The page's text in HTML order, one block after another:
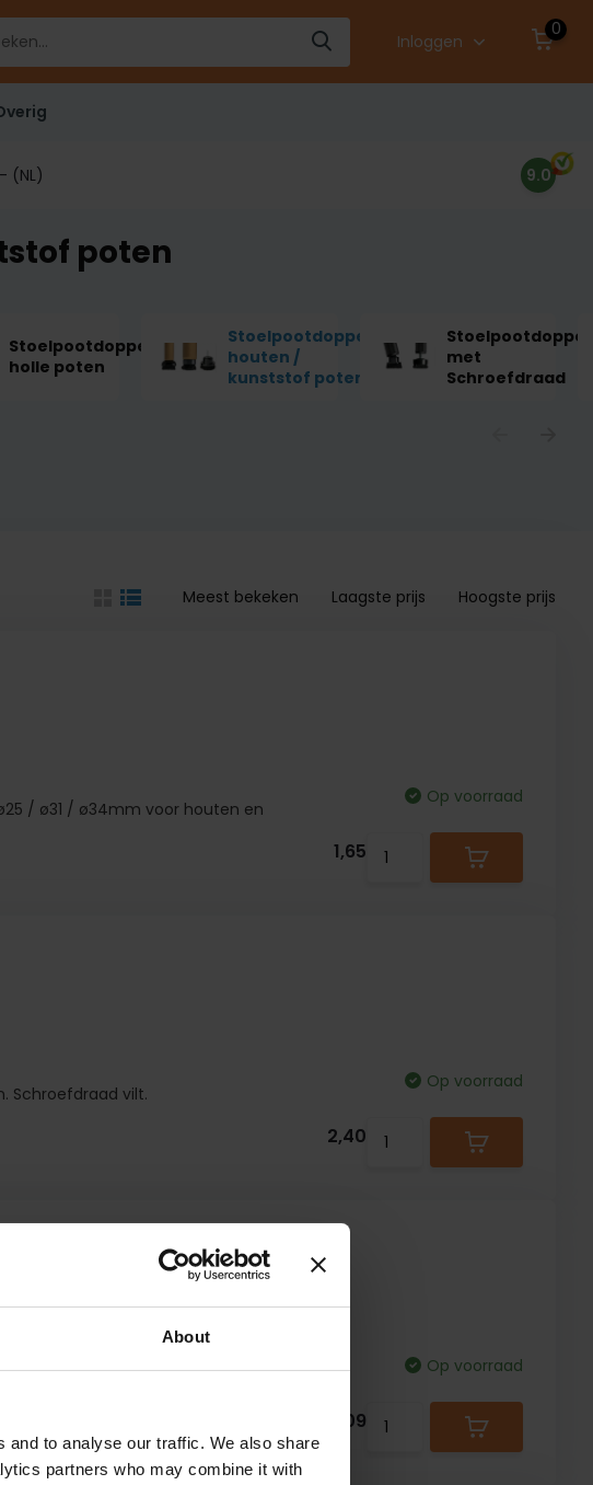
About
and to analyse our traffic. We also share
partners who may combine it with
Inloggen
0
(NL) 9.0
poten
Stoelpootdoppen
holle poten
Stoelpootdoppen
houten /
kunststof poten
met
Schroefdraad
Meest bekeken Laagste prijs Hoogste prijs
/ ø31 / ø34mm voor houten en
Op voorraad
1,65
Schroefdraad vilt.
Op voorraad
2,40
Op voorraad
2,09